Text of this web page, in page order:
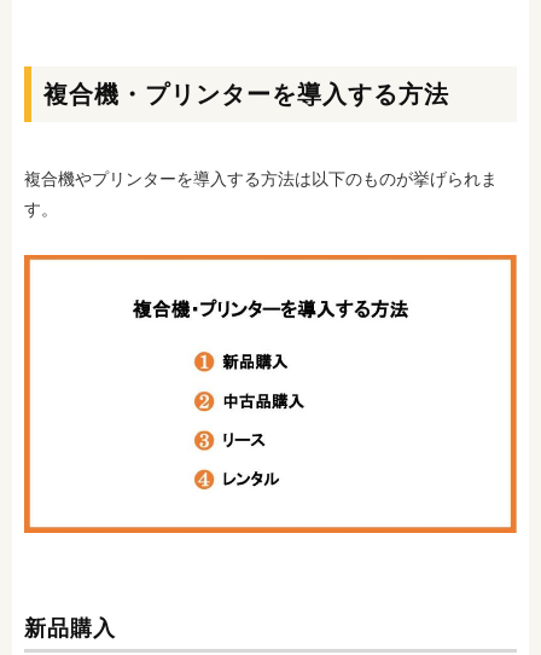
複合機・プリンターを導入する方法
複合機やプリンターを導入する方法は以下のものが挙げられま
す。
新品購入